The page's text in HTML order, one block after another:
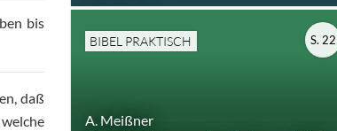
bis
daß
BIBEL PRAKTISCH
A. Meißner
S. 22